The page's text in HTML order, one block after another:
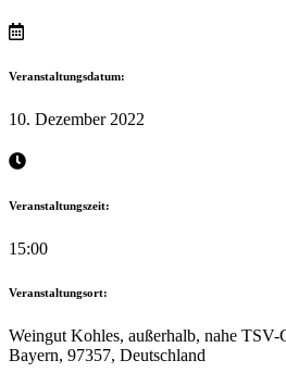
Veranstaltungsdatum:
10. Dezember 2022
Veranstaltungszeit:
15:00
Veranstaltungsort:
Weingut Kohles, außerhalb, nahe TSV-
Bayern, 97357, Deutschland